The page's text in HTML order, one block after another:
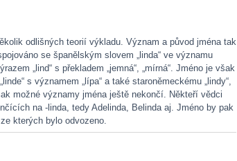
odlišných teorií výkladu. Význam a původ jména tak
se španělským slovem „linda“ ve významu
„lind“ s překladem „jemná“, „mírná“. Jméno je však
s významem „lípa“ a také staroněmeckému „lindy“,
možné významy jména ještě nekončí. Někteří vědci
na -linda, tedy Adelinda, Belinda aj. Jméno by pak
kterých bylo odvozeno.